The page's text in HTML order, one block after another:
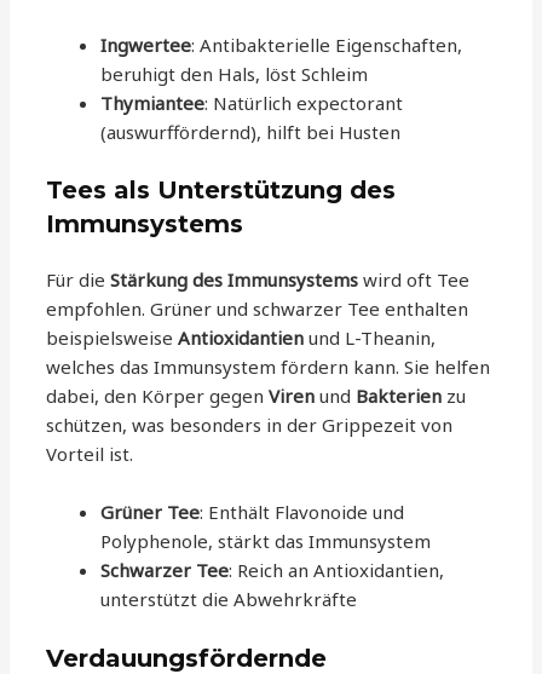
Ingwertee: Antibakterielle Eigenschaften,
beruhigt den Hals, löst Schleim
Thymiantee: Natürlich expectorant
(auswurffördernd), hilft bei Husten
Tees als Unterstützung des
Immunsystems
Für dieStärkung des Immunsystems wird oft Tee
empfohlen. Grüner und schwarzer Tee enthalten
beispielsweiseAntioxidantien und L-Theanin,
welches das Immunsystem fördern kann. Sie helfen
dabei, den Körper gegenViren und Bakterien zu
schützen, was besonders in der Grippezeit von
Vorteil ist.
Grüner Tee: Enthält Flavonoide und
Polyphenole, stärkt das Immunsystem
Schwarzer Tee: Reich an Antioxidantien,
unterstützt die Abwehrkräfte
Verdauungsfördernde